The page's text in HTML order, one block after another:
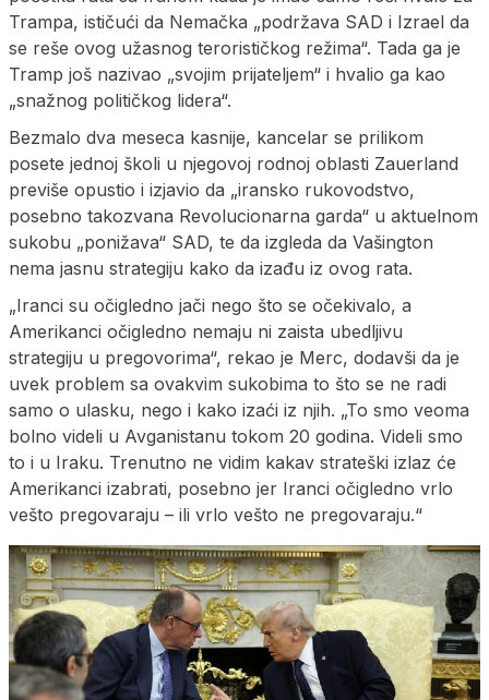
Trampa, ističući da Nemačka „podržava SAD i Izrael da
se reše ovog užasnog terorističkog režima“. Tada ga je
Tramp još nazivao „svojim prijateljem“ i hvalio ga kao
„snažnog političkog lidera“.
Bezmalo dva meseca kasnije, kancelar se prilikom
posete jednoj školi u njegovoj rodnoj oblasti Zauerland
previše opustio i izjavio da „iransko rukovodstvo,
posebno takozvana Revolucionarna garda“ u aktuelnom
sukobu „ponižava“ SAD, te da izgleda da Vašington
nema jasnu strategiju kako da izađu iz ovog rata.
„Iranci su očigledno jači nego što se očekivalo, a
Amerikanci očigledno nemaju ni zaista ubedljivu
strategiju u pregovorima“, rekao je Merc, dodavši da je
uvek problem sa ovakvim sukobima to što se ne radi
samo o ulasku, nego i kako izaći iz njih. „To smo veoma
bolno videli u Avganistanu tokom 20 godina. Videli smo
to i u Iraku. Trenutno ne vidim kakav strateški izlaz će
Amerikanci izabrati, posebno jer Iranci očigledno vrlo
vešto pregovaraju – ili vrlo vešto ne pregovaraju.“